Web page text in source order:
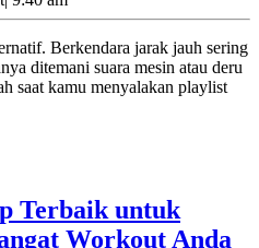
ditemani suara mesin atau deru
saat kamu menyalakan playlist
Terbaik untuk
Workout Anda